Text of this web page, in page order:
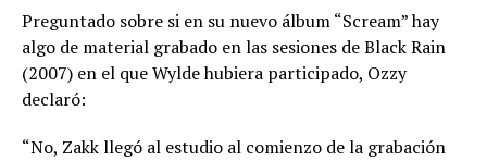
Preguntado sobre si en su nuevo álbum “Scream” hay
algo de material grabado en las sesiones de Black Rain
(2007) en el que Wylde hubiera participado, Ozzy
declaró:
“No, Zakk llegó al estudio al comienzo de la grabación